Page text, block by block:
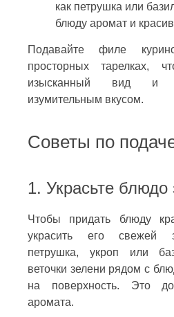
как петрушка или
блюду аромат и
Подавайте филе
просторных тарелках,
изысканный вид и
изумительным вкусом.
Советы по
1. Украсьте блюдо
Чтобы придать блюду
украсить его свежей
петрушка, укроп или
веточки зелени рядом с
на поверхность. Это
аромата.